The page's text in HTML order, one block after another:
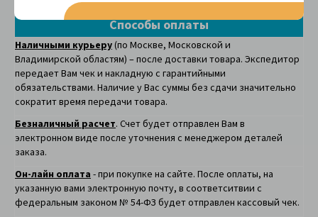
Способы оплаты
Наличными курьеру(по Москве, Московской и
Владимирской областям) – после доставки товара. Экспедитор
передает Вам чек и накладную с гарантийными
обязательствами. Наличие у Вас суммы без сдачи значительно
сократит время передачи товара.
Безналичный расчет. Счет будет отправлен Вам в
электронном виде после уточнения с менеджером деталей
заказа.
Он-лайн оплата - при покупке на сайте. После оплаты, на
указанную вами электронную почту, в соответситвии с
федеральным законом № 54-ФЗ будет отправлен кассовый чек.